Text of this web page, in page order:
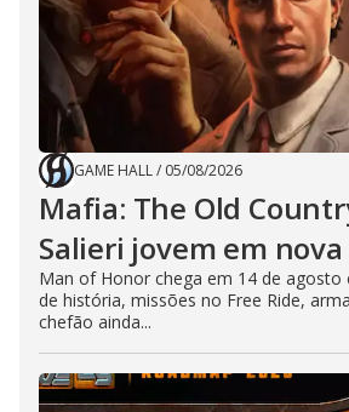
GAME HALL/ 05/08/2026
Mafia: The Old
Salieri jovem em
Man of Honor chega em 14 de agosto
de história, missões no Free Ride,
chefão ainda...